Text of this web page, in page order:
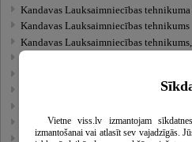
Kandavas Lauksaimniecības
Kandavas Lauksaimniecības tehnikums
Kandavas Lauksaimniecības
Kandavas Mākslas galerija, mākslas
Kandavas mežniecība, Grenču
Kandavas multifunkcionālais
Vietne viss.lv izmantojam
izmantošanai vai atlasīt sev vajadzīgās.